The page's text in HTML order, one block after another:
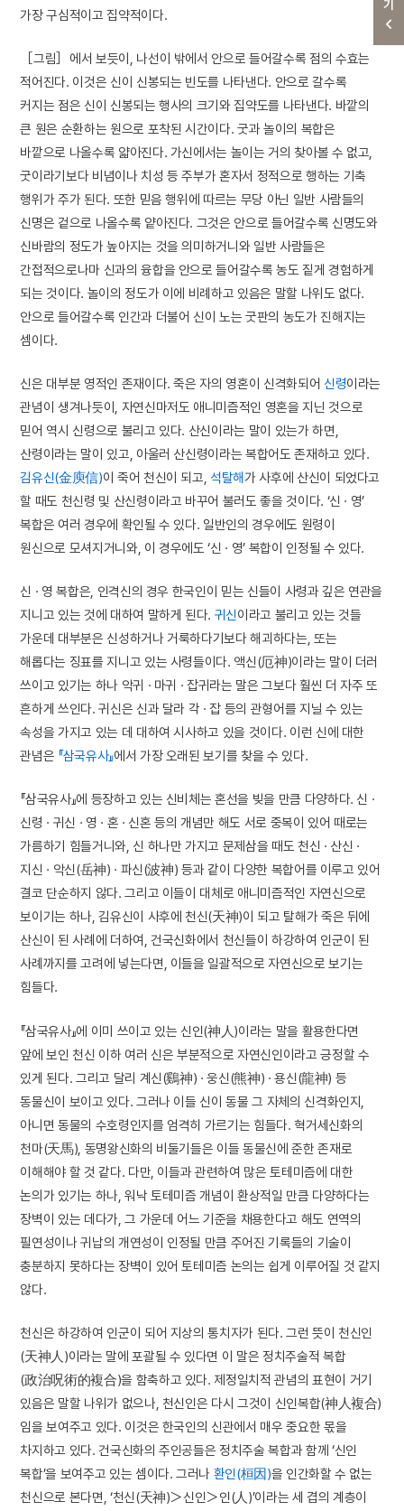
가장 구심적이고 집약적이다.
［그림］에서 보듯이, 나선이 밖에서 안으로 들어갈수록 점의 수효는
적어진다. 이것은 신이 신봉되는 빈도를 나타낸다. 안으로 갈수록
커지는 점은 신이 신봉되는 행사의 크기와 집약도를 나타낸다. 바깥의
큰 원은 순환하는 원으로 포착된 시간이다. 굿과 놀이의 복합은
바깥으로 나올수록 얇아진다. 가신에서는 놀이는 거의 찾아볼 수 없고,
굿이라기보다 비념이나 치성 등 주부가 혼자서 정적으로 행하는 기축
행위가 주가 된다. 또한 믿음 행위에 따르는 무당 아닌 일반 사람들의
신명은 겉으로 나올수록 얕아진다. 그것은 안으로 들어갈수록 신명도와
신바람의 정도가 높아지는 것을 의미하거니와 일반 사람들은
간접적으로나마 신과의 융합을 안으로 들어갈수록 농도 짙게 경험하게
되는 것이다. 놀이의 정도가 이에 비례하고 있음은 말할 나위도 없다.
안으로 들어갈수록 인간과 더불어 신이 노는 굿판의 농도가 진해지는
셈이다.
신은 대부분 영적인 존재이다. 죽은 자의 영혼이 신격화되어 신령이라는
관념이 생겨나듯이, 자연신마저도 애니미즘적인 영혼을 지닌 것으로
믿어 역시 신령으로 불리고 있다. 산신이라는 말이 있는가 하면,
산령이라는 말이 있고, 아울러 산신령이라는 복합어도 존재하고 있다.
김유신(金庾信)이 죽어 천신이 되고,석탈해가 사후에 산신이 되었다고
할 때도 천신령 및 산신령이라고 바꾸어 불러도 좋을 것이다. ‘신 · 영’
복합은 여러 경우에 확인될 수 있다. 일반인의 경우에도 원령이
원신으로 모셔지거니와, 이 경우에도 ‘신 · 영’ 복합이 인정될 수 있다.
신 · 영 복합은, 인격신의 경우 한국인이 믿는 신들이 사령과 깊은 연관을
지니고 있는 것에 대하여 말하게 된다. 귀신이라고 불리고 있는 것들
가운데 대부분은 신성하거나 거룩하다기보다 해괴하다는, 또는
해롭다는 징표를 지니고 있는 사령들이다. 액신(厄神)이라는 말이 더러
쓰이고 있기는 하나 악귀 · 마귀 · 잡귀라는 말은 그보다 훨씬 더 자주 또
흔하게 쓰인다. 귀신은 신과 달라 각 · 잡 등의 관형어를 지닐 수 있는
속성을 가지고 있는 데 대하여 시사하고 있을 것이다. 이런 신에 대한
관념은 『삼국유사』에서 가장 오래된 보기를 찾을 수 있다.
『삼국유사』에 등장하고 있는 신비체는 혼선을 빚을 만큼 다양하다. 신 ·
신령 · 귀신 · 영 · 혼 · 신혼 등의 개념만 해도 서로 중복이 있어 때로는
가름하기 힘들거니와, 신 하나만 가지고 문제삼을 때도 천신 · 산신 ·
지신 · 악신(岳神) · 파신(波神) 등과 같이 다양한 복합어를 이루고 있어
결코 단순하지 않다. 그리고 이들이 대체로 애니미즘적인 자연신으로
보이기는 하나, 김유신이 사후에 천신(天神)이 되고 탈해가 죽은 뒤에
산신이 된 사례에 더하여, 건국신화에서 천신들이 하강하여 인군이 된
사례까지를 고려에 넣는다면, 이들을 일괄적으로 자연신으로 보기는
힘들다.
『삼국유사』에 이미 쓰이고 있는 신인(神人)이라는 말을 활용한다면
앞에 보인 천신 이하 여러 신은 부분적으로 자연신인이라고 긍정할 수
있게 된다. 그리고 달리 계신(鷄神) · 웅신(熊神) · 용신(龍神) 등
동물신이 보이고 있다. 그러나 이들 신이 동물 그 자체의 신격화인지,
아니면 동물의 수호령인지를 엄격히 가르기는 힘들다. 혁거세신화의
천마(天馬), 동명왕신화의 비둘기들은 이들 동물신에 준한 존재로
이해해야 할 것 같다. 다만, 이들과 관련하여 많은 토테미즘에 대한
논의가 있기는 하나, 워낙 토테미즘 개념이 환상적일 만큼 다양하다는
장벽이 있는 데다가, 그 가운데 어느 기준을 채용한다고 해도 연역의
필연성이나 귀납의 개연성이 인정될 만큼 주어진 기록들의 기술이
충분하지 못하다는 장벽이 있어 토테미즘 논의는 쉽게 이루어질 것 같지
않다.
천신은 하강하여 인군이 되어 지상의 통치자가 된다. 그런 뜻이 천신인
(天神人)이라는 말에 포괄될 수 있다면 이 말은 정치주술적 복합
(政治呪術的複合)을 함축하고 있다. 제정일치적 관념의 표현이 거기
있음은 말할 나위가 없으나, 천신인은 다시 그것이 신인복합(神人複合)
임을 보여주고 있다. 이것은 한국인의 신관에서 매우 중요한 몫을
차지하고 있다. 건국신화의 주인공들은 정치주술 복합과 함께 ‘신인
복합’을 보여주고 있는 셈이다. 그러나 환인(桓因)을 인간화할 수 없는
천신으로 본다면, ‘천신(天神)＞신인＞인(人)’이라는 세 겹의 계층이